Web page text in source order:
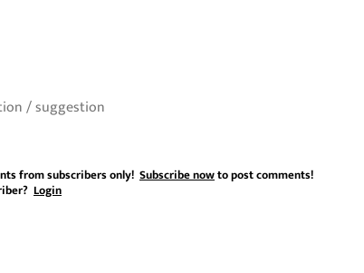
from subscribers only! Subscribe nowto post comments!
Login